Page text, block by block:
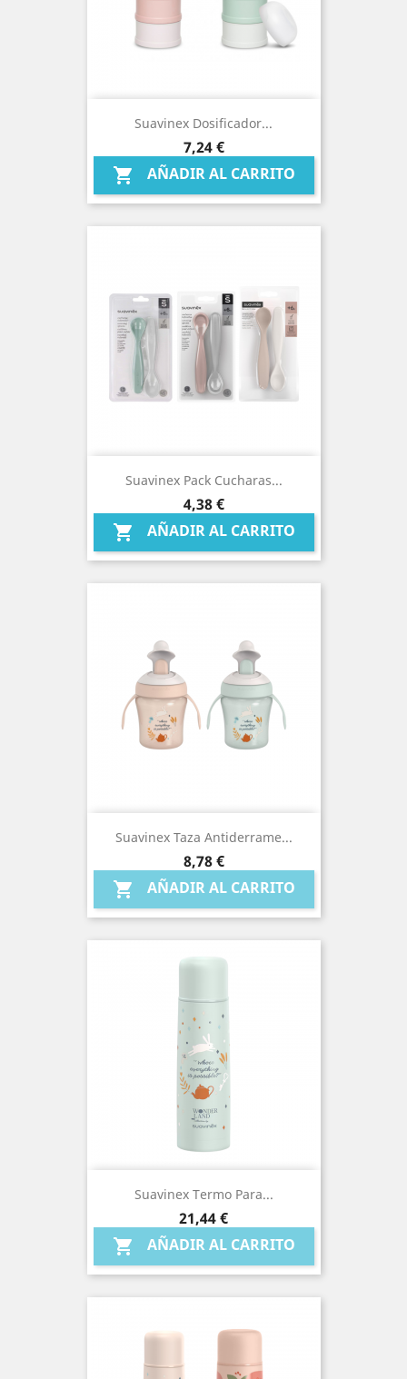
Suavinex Dosificador...
Precio
7,24 €
 AÑADIR AL CARRITO
Suavinex Pack Cucharas...
Precio
4,38 €
 AÑADIR AL CARRITO
Suavinex Taza Antiderrame...
Precio
8,78 €
 AÑADIR AL CARRITO
Suavinex Termo Para...
Precio
21,44 €
 AÑADIR AL CARRITO